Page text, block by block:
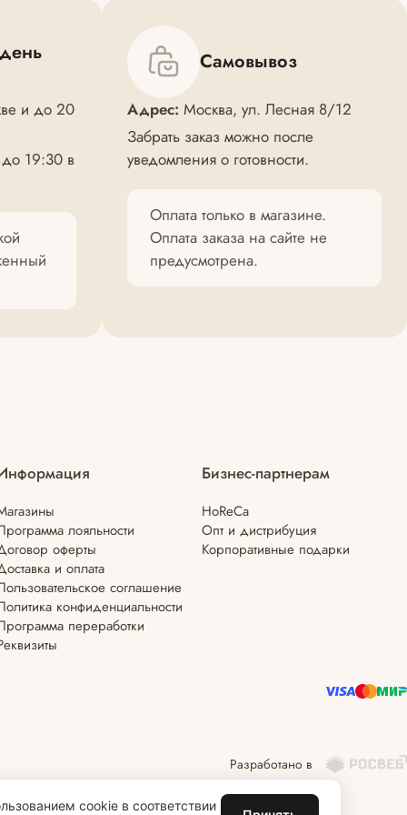
и до 20
19:30 в
Самовывоз
Адрес: Москва, ул. Лесная 8/12
Забрать заказ можно после
уведомления о готовности.
Оплата только в магазине.
Оплата заказа на сайте не
предусмотрена.
лояльности
оферты
и оплата
соглашение
конфиденциальности
переработки
Бизнес-партнерам
HoReCa
Опт и дистрибуция
Корпоративные подарки
Разработано в
cookie в соответствии